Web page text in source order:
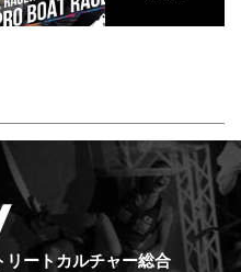
リートカルチャー総合